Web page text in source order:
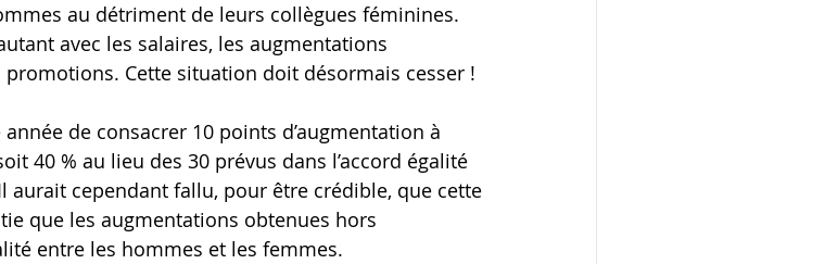
au détriment de leurs collègues féminines.
avec les salaires, les augmentations
Cette situation doit désormais cesser !
de consacrer 10 points d’augmentation à
40 % au lieu des 30 prévus dans l’accord égalité
aurait cependant fallu, pour être crédible, que cette
que les augmentations obtenues hors
entre les hommes et les femmes.